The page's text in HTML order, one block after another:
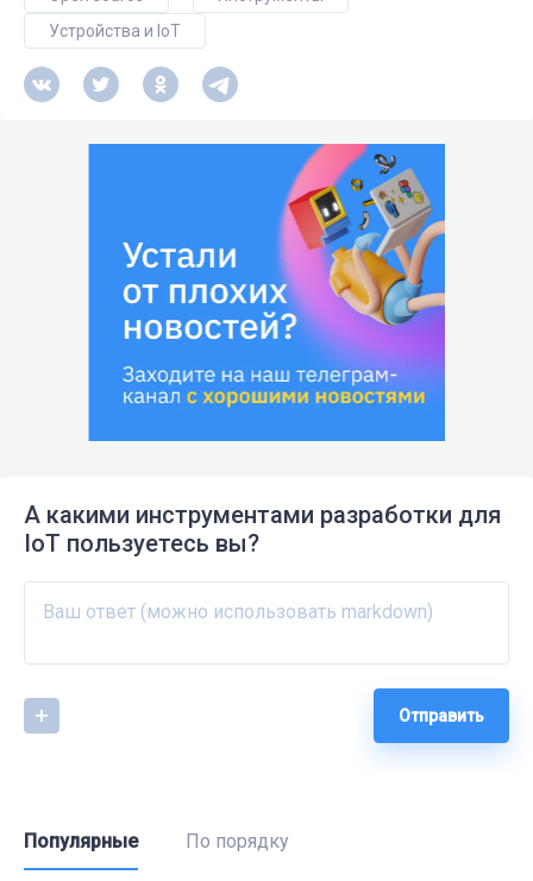
Устройства и IoT
А какими инструментами разработки для
IoT пользуетесь вы?
Отправить
Популярные По порядку